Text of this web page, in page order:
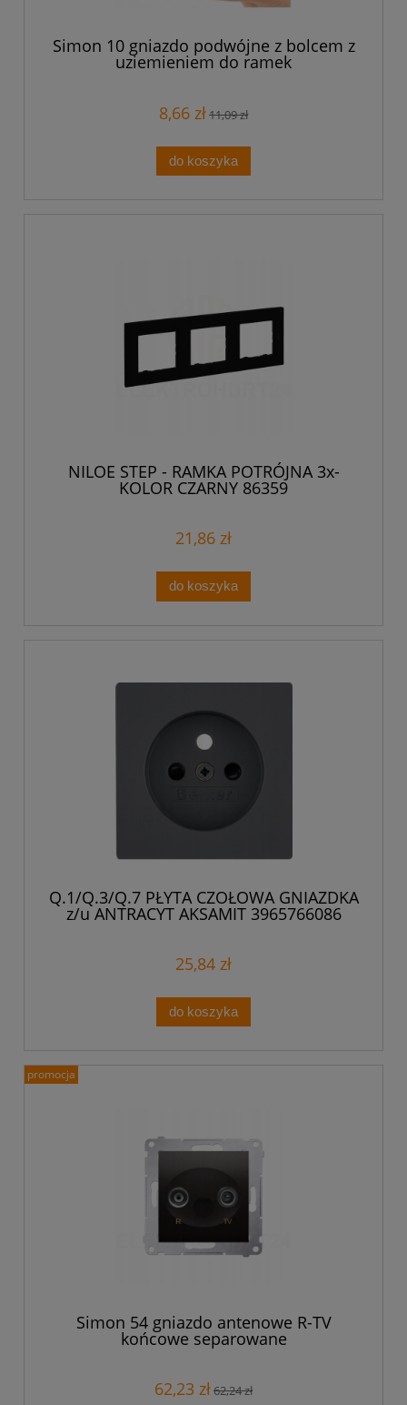
Simon 10 gniazdo podwójne z bolcem z
uziemieniem do ramek
8,66 zł11,09 zł
do koszyka
NILOE STEP - RAMKA POTRÓJNA 3x-
KOLOR CZARNY 86359
21,86 zł
do koszyka
Q.1/Q.3/Q.7 PŁYTA CZOŁOWA GNIAZDKA
z/u ANTRACYT AKSAMIT 3965766086
25,84 zł
do koszyka
Simon 54 gniazdo antenowe R-TV
końcowe separowane
62,23 zł62,24 zł
promocja